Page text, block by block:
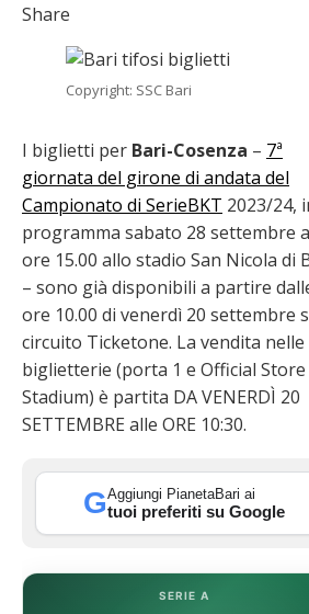
Share
Copyright: SSC Bari
I biglietti per Bari-Cosenza – 7ª
giornata del girone di andata del
Campionato di SerieBKT 2023/24,
programma sabato 28 settembre
ore 15.00 allo stadio San Nicola di
– sono già disponibili a partire
ore 10.00 di venerdì 20 settembre
circuito Ticketone. La vendita nelle
biglietterie (porta 1 e Official Store
Stadium) è partita DA VENERDÌ 20
SETTEMBRE alle ORE 10:30.
GAggiungi PianetaBari ai
tuoi preferiti su Google
SERIE A